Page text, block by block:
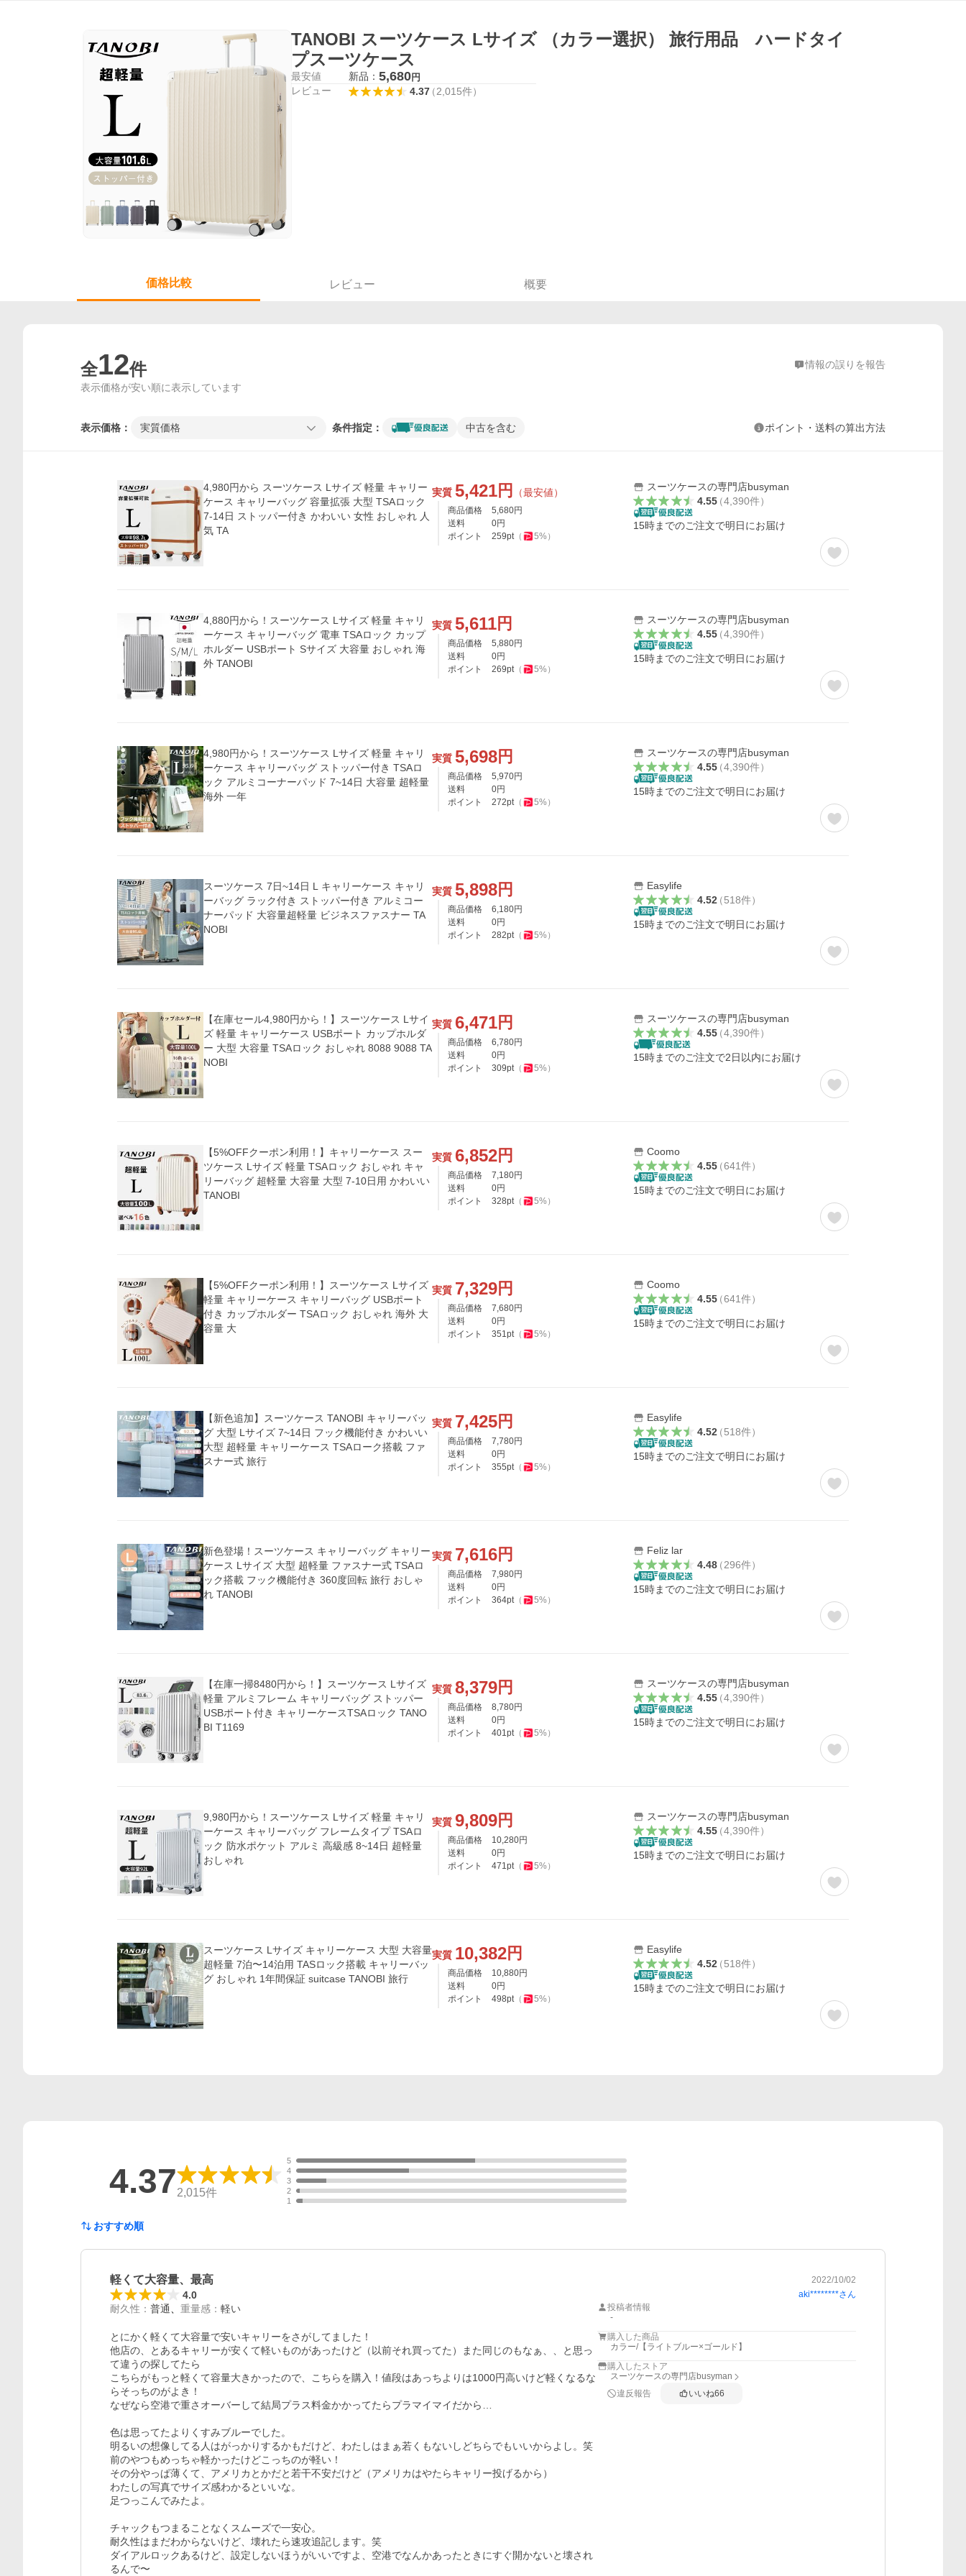
TANOBI スーツケース Lサイズ （カラー選択） 旅行用品 ハードタイ
プスーツケース
最安値 新品： 5,680円
レビュー 4.37（2,015件）
価格比較 レビュー 概要
全12件 情報の誤りを報告
表示価格が安い順に表示しています
表示価格： 実質価格 条件指定： 中古を含む ポイント・送料の算出方法
4,980円から スーツケース Lサイズ 軽量 キャリー
ケース キャリーバッグ 容量拡張 大型 TSAロック
7-14日 ストッパー付き かわいい 女性 おしゃれ 人
気 TA
実質 5,421円 （最安値）
商品価格 5,680円
送料
0円
ポイント
259pt（ 5%）
スーツケースの専門店busyman
4.55（4,390件）
15時までのご注文で明日にお届け
4,880円から！スーツケース Lサイズ 軽量 キャリ
ーケース キャリーバッグ 電車 TSAロック カップ
ホルダー USBポート Sサイズ 大容量 おしゃれ 海
外 TANOBI
実質 5,611円
商品価格 5,880円
送料
0円
ポイント
269pt（ 5%）
スーツケースの専門店busyman
4.55（4,390件）
15時までのご注文で明日にお届け
4,980円から！スーツケース Lサイズ 軽量 キャリ
ーケース キャリーバッグ ストッパー付き TSAロ
ック アルミコーナーパッド 7~14日 大容量 超軽量
海外 一年
実質 5,698円
商品価格 5,970円
送料
0円
ポイント
272pt（ 5%）
スーツケースの専門店busyman
4.55（4,390件）
15時までのご注文で明日にお届け
スーツケース 7日~14日 L キャリーケース キャリ
ーバッグ ラック付き ストッパー付き アルミコー
ナーパッド 大容量超軽量 ビジネスファスナー TA
NOBI
実質 5,898円
商品価格 6,180円
送料
0円
ポイント
282pt（ 5%）
Easylife
4.52（518件）
15時までのご注文で明日にお届け
【在庫セール4,980円から！】スーツケース Lサイ
ズ 軽量 キャリーケース USBポート カップホルダ
ー 大型 大容量 TSAロック おしゃれ 8088 9088 TA
NOBI
実質 6,471円
商品価格 6,780円
送料
0円
ポイント
309pt（ 5%）
スーツケースの専門店busyman
4.55（4,390件）
15時までのご注文で2日以内にお届け
【5%OFFクーポン利用！】キャリーケース スー
ツケース Lサイズ 軽量 TSAロック おしゃれ キャ
リーバッグ 超軽量 大容量 大型 7-10日用 かわいい
TANOBI
実質 6,852円
商品価格 7,180円
送料
0円
ポイント
328pt（ 5%）
Coomo
4.55（641件）
15時までのご注文で明日にお届け
【5%OFFクーポン利用！】スーツケース Lサイズ
軽量 キャリーケース キャリーバッグ USBポート
付き カップホルダー TSAロック おしゃれ 海外 大
容量 大
実質 7,329円
商品価格 7,680円
送料
0円
ポイント
351pt（ 5%）
Coomo
4.55（641件）
15時までのご注文で明日にお届け
【新色追加】スーツケース TANOBI キャリーバッ
グ 大型 Lサイズ 7~14日 フック機能付き かわいい
大型 超軽量 キャリーケース TSAローク搭載 ファ
スナー式 旅行
実質 7,425円
商品価格 7,780円
送料
0円
ポイント
355pt（ 5%）
Easylife
4.52（518件）
15時までのご注文で明日にお届け
新色登場！スーツケース キャリーバッグ キャリー
ケース Lサイズ 大型 超軽量 ファスナー式 TSAロ
ック搭載 フック機能付き 360度回転 旅行 おしゃ
れ TANOBI
実質 7,616円
商品価格 7,980円
送料
0円
ポイント
364pt（ 5%）
Feliz lar
4.48（296件）
15時までのご注文で明日にお届け
【在庫一掃8480円から！】スーツケース Lサイズ
軽量 アルミフレーム キャリーバッグ ストッパー
USBポート付き キャリーケースTSAロック TANO
BI T1169
実質 8,379円
商品価格 8,780円
送料
0円
ポイント
401pt（ 5%）
スーツケースの専門店busyman
4.55（4,390件）
15時までのご注文で明日にお届け
9,980円から！スーツケース Lサイズ 軽量 キャリ
ーケース キャリーバッグ フレームタイプ TSAロ
ック 防水ポケット アルミ 高級感 8~14日 超軽量
おしゃれ
実質 9,809円
商品価格 10,280円
送料
0円
ポイント
471pt（ 5%）
スーツケースの専門店busyman
4.55（4,390件）
15時までのご注文で明日にお届け
スーツケース Lサイズ キャリーケース 大型 大容量
超軽量 7泊〜14泊用 TASロック搭載 キャリーバッ
グ おしゃれ 1年間保証 suitcase TANOBI 旅行
実質 10,382円
商品価格 10,880円
送料
0円
ポイント
498pt（ 5%）
Easylife
4.52（518件）
15時までのご注文で明日にお届け
4.372,015件
5
4
3
2
1
おすすめ順
軽くて大容量、最高 2022/10/02
4.0 aki********さん
耐久性 ： 普通 重量感 ： 軽い
とにかく軽くて大容量で安いキャリーをさがしてました！
他店の、とあるキャリーが安くて軽いものがあったけど（以前それ買ってた）また同じのもなぁ、、と思っ
て違うの探してたら
こちらがもっと軽くて容量大きかったので、こちらを購入！値段はあっちよりは1000円高いけど軽くなるな
らそっちのがよき！
なぜなら空港で重さオーバーして結局プラス料金かかってたらプラマイマイだから…
色は思ってたよりくすみブルーでした。
明るいの想像してる人はがっかりするかもだけど、わたしはまぁ若くもないしどちらでもいいからよし。笑
前のやつもめっちゃ軽かったけどこっちのが軽い！
その分やっぱ薄くて、アメリカとかだと若干不安だけど（アメリカはやたらキャリー投げるから）
わたしの写真でサイズ感わかるといいな。
足つっこんでみたよ。
チャックもつまることなくスムーズで一安心。
耐久性はまだわからないけど、壊れたら速攻追記します。笑
ダイアルロックあるけど、設定しないほうがいいですよ、空港でなんかあったときにすぐ開かないと壊され
るんで〜
投稿者情報
-
購入した商品
カラー/【ライトブルー×ゴールド】
購入したストア
スーツケースの専門店busyman
違反報告
いいね66